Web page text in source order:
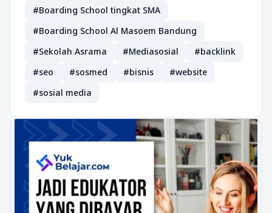
#Boarding School tingkat SMA
#Boarding School Al Masoem Bandung
#Sekolah Asrama
#Mediasosial
#backlink
#seo
#sosmed #bisnis
#website
#sosial media